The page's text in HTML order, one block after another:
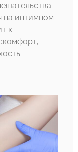
на интимном
к